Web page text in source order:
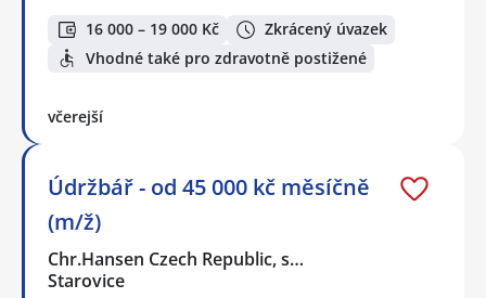
16 000 – 19 000 Kč
Zkrácený úvazek
Vhodné také pro zdravotně postižené
včerejší
Údržbář - od 45 000 kč měsíčně
(m/ž)
Chr.Hansen Czech Republic, s…
Starovice